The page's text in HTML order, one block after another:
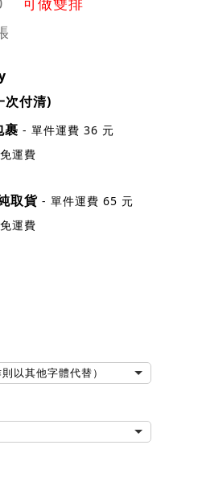
次付清)
裹 - 單件運費 36 元
運費
取貨 - 單件運費 65 元
運費
以其他字體代替）